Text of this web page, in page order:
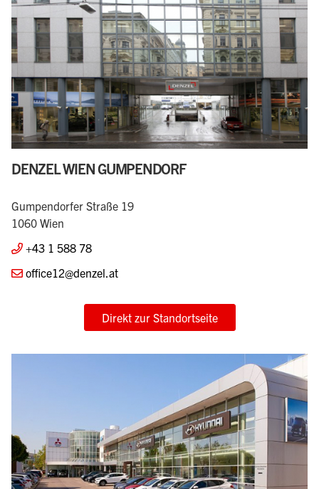
DENZEL WIEN GUMPENDORF
Gumpendorfer Straße 19
1060 Wien
+43 1 588 78
office12@denzel.at
Direkt zur Standortseite